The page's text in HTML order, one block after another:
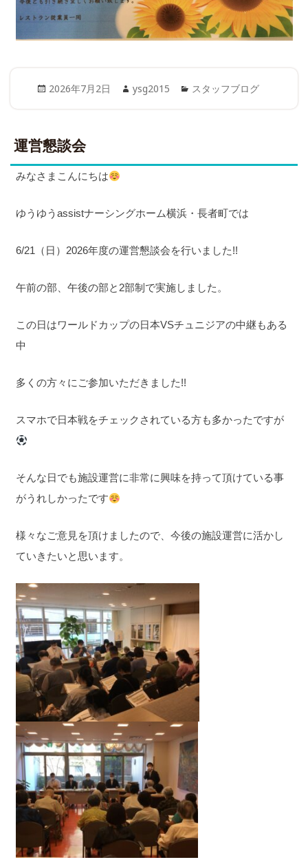
Posted
2026年7月2日 Author
ysg2015 Categories
スタッフブログ
運営懇談会
みなさまこんにちは
ゆうゆうassistナーシングホーム横浜・長者町では
6/21（日）2026年度の運営懇談会を行いました!!
午前の部、午後の部と2部制で実施しました。
この日はワールドカップの日本VSチュニジアの中継もある
中
多くの方々にご参加いただきました!!
スマホで日本戦をチェックされている方も多かったですが
そんな日でも施設運営に非常に興味を持って頂けている事
がうれしかったです
様々なご意見を頂けましたので、今後の施設運営に活かし
ていきたいと思います。